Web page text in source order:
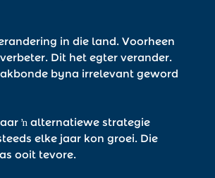
in die land. Voorheen
Dit het egter verander.
byna irrelevant geword
ŉ alternatiewe strategie
elke jaar kon groei. Die
ooit tevore.